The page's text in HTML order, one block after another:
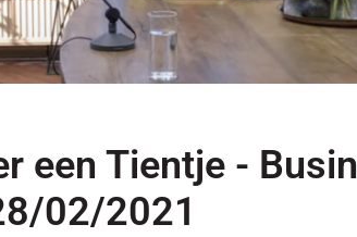
een Tientje -
02/2021